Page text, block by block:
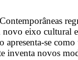
novo eixo cultural
apresenta-se
inventa novos